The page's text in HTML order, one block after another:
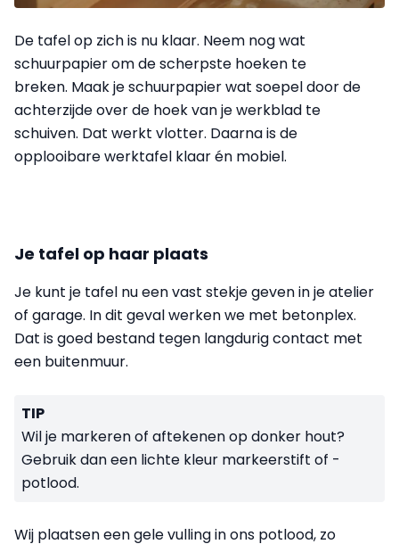
De tafel op zich is nu klaar. Neem nog wat
schuurpapier om de scherpste hoeken te
breken. Maak je schuurpapier wat soepel door de
achterzijde over de hoek van je werkblad te
schuiven. Dat werkt vlotter. Daarna is de
opplooibare werktafel klaar én mobiel.
Je tafel op haar plaats
Je kunt je tafel nu een vast stekje geven in je atelier
of garage. In dit geval werken we met betonplex.
Dat is goed bestand tegen langdurig contact met
een buitenmuur.
TIP
Wil je markeren of aftekenen op donker hout?
Gebruik dan een lichte kleur markeerstift of -
potlood.
Wij plaatsen een gele vulling in ons potlood, zo